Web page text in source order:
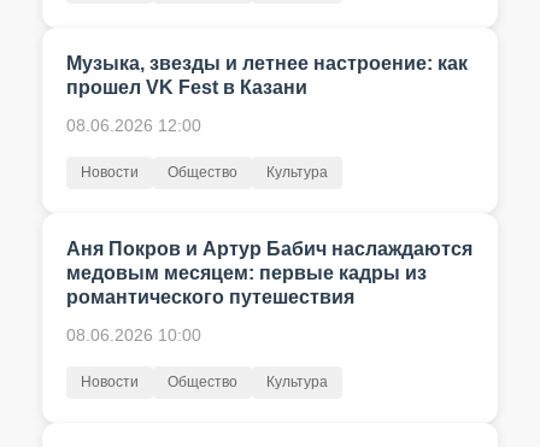
Музыка, звезды и летнее настроение: как
прошел VK Fest в Казани
08.06.2026 12:00
Новости Общество Культура
Аня Покров и Артур Бабич наслаждаются
медовым месяцем: первые кадры из
романтического путешествия
08.06.2026 10:00
Новости Общество Культура